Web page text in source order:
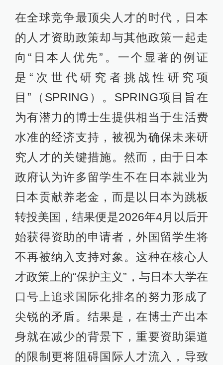
在全球竞争最顶尖人才的时代，日本
的人才资助政策却与其他政策一起走
向“日本人优先”。一个显著的例证
是“次世代研究者挑战性研究项
目”（SPRING）。SPRING项目旨在
为有潜力的博士生提供相当于生活费
水准的经济支持，被视为确保未来研
究人才的关键措施。然而，由于日本
政府认为许多留学生不在日本就业为
日本贡献养老金，而是以日本为跳板
转投美国，结果便是2026年4月以后开
始获得资助的申请者，外国留学生将
不再被纳入支持对象。这种在核心人
才政策上的“保护主义”，与日本大学在
口号上追求国际化排名的努力形成了
尖锐的矛盾。结果是，在博士产出本
身就在减少的背景下，重要资助渠道
的限制更将阻碍国际人才流入，导致